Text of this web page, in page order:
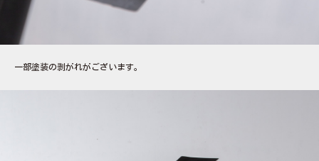
一部塗装の剥がれがございます。